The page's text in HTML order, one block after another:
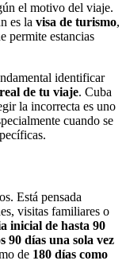
el motivo del viaje.
es la visa de turismo,
permite estancias
identificar
de tu viaje. Cuba
la incorrecta es uno
cuando se
Está pensada
visitas familiares o
inicial de hasta 90
días una sola vez
de 180 días como